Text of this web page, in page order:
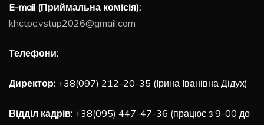
E-mail (Приймальна комісія):
khctpc.vstup2026@gmail.com
Телефони:
Директор: +38(097) 212-20-35 (Ірина Іванівна Дідух)
Відділ кадрів: +38(095) 447-47-36 (працює з 9-00 до